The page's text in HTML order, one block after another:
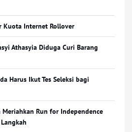
Kuota Internet Rollover
Athasyia Diduga Curi Barang
Harus Ikut Tes Seleksi bagi
Run for Independence